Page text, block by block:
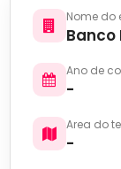
Nome do
Banco
Ano de
-
Area do
-